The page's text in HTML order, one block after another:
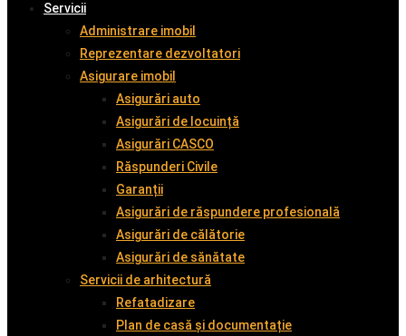
Servicii
Administrare imobil
Reprezentare dezvoltatori
Asigurare imobil
Asigurări auto
Asigurări de locuință
Asigurări CASCO
Răspunderi Civile
Garanții
Asigurări de răspundere profesională
Asigurări de călătorie
Asigurări de sănătate
Servicii de arhitectură
Refatadizare
Plan de casă și documentație